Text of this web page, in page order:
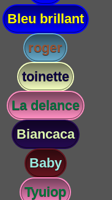
Bleu brillant
roger
toinette
La delance
Biancaca
Baby
Tyuiop